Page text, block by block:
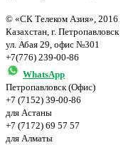
© «СК Телеком Азия», 2016
Казахстан, г. Петропавловск
ул. Абая 29, офис №301
+7(776) 239-00-86
WhatsApp
Петропавловск (Офис)
+7 (7152) 39-00-86
для Астаны
+7 (7172) 69 57 57
для Алматы